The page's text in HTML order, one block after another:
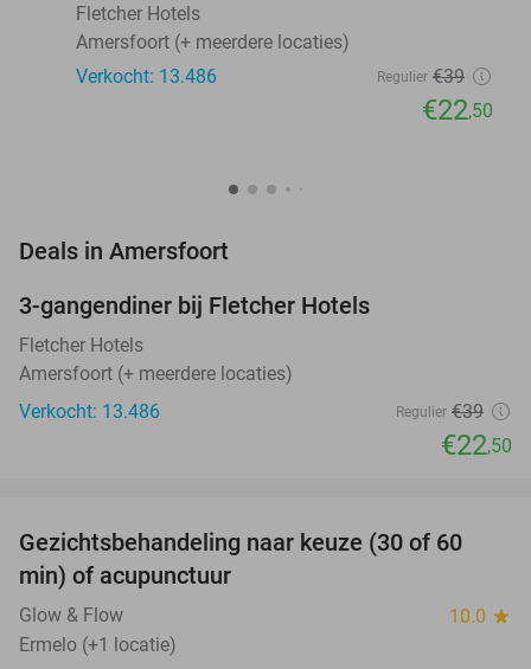
Fletcher Hotels
Amersfoort (+ meerdere locaties)
Verkocht: 13.486
Regulier €39
€22,50
Deals in Amersfoort
3-gangendiner bij Fletcher Hotels
Fletcher Hotels
Amersfoort (+ meerdere locaties)
Verkocht: 13.486
Regulier €39
€22,50
55%
TODAY
Gezichtsbehandeling naar keuze (30 of 60
min) of acupunctuur
Glow & Flow 10.0 star
Ermelo (+1 locatie)